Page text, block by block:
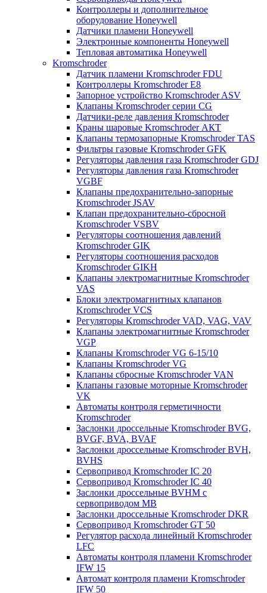
Контроллеры и дополнительное
оборудование Honeywell
Датчики пламени Honeywell
Электронные компоненты Honeywell
Тепловая автоматика Honeywell
Kromschroder
Датчик пламени Kromschroder FDU
Контроллеры Kromschroder E8
Запорное устройство Kromschroder ASV
Клапаны Kromschroder серии CG
Датчики-реле давления Kromschroder
Краны шаровые Kromschroder АКТ
Клапаны термозапорные Kromschroder TAS
Фильтры газовые Kromschroder GFK
Регуляторы давления газа Kromschroder GDJ
Регуляторы давления газа Kromschroder
VGBF
Клапаны предохранительно-запорные
Kromschroder JSAV
Клапан предохранительно-сбросной
Kromschroder VSBV
Регуляторы соотношения давлений
Kromschroder GIK
Регуляторы соотношения расходов
Kromschroder GIKH
Клапаны электромагнитные Kromschroder
VAS
Блоки электромагнитных клапанов
Kromschroder VCS
Регуляторы Kromschroder VAD, VAG, VAV
Клапаны электромагнитные Kromschroder
VGP
Клапаны Kromschroder VG 6-15/10
Клапаны Kromschroder VG
Клапаны сбросные Kromschroder VAN
Клапаны газовые моторные Kromschroder
VK
Автоматы контроля герметичности
Kromschroder
Заслонки дроссельные Kromschroder BVG,
BVGF, BVA, BVAF
Заслонки дроссельные Kromschroder BVH,
BVHS
Сервопривод Kromschroder IC 20
Сервопривод Kromschroder IC 40
Заслонки дроссельные BVHM с
сервоприводом МВ
Заслонки дроссельные Kromschroder DKR
Cервопривод Kromschroder GT 50
Регулятор расхода линейный Kromschroder
LFC
Автоматы контроля пламени Kromschroder
IFW 15
Автомат контроля пламени Kromschroder
IFW 50